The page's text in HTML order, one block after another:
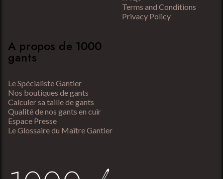
Terms and Conditions
Privacy Policy
A propos de 1000
gants
Le Spécialiste Gantier
Nos boutiques de gants
Calculer sa taille de gants
Qualité de nos gants en cuir
Espace Presse
Le Glossaire du Maître Gantier